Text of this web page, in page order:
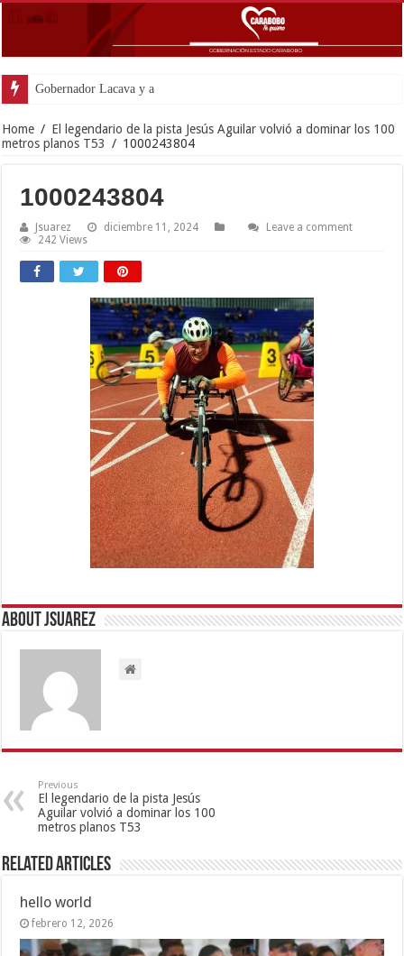
Gobernador Lacava y alcaldesa Riera supervisaron avanc
Home / El legendario de la pista Jesús Aguilar volvió a dominar los 100
metros planos T53 / 1000243804
1000243804
Jsuarez diciembre 11, 2024
Leave a comment
242 Views
About Jsuarez
Previous
El legendario de la pista Jesús
Aguilar volvió a dominar los 100
metros planos T53
Related Articles
hello world
febrero 12, 2026